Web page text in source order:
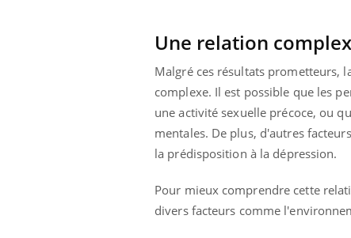
Une relation
Malgré ces résultats prometteurs,
complexe. Il est possible que les
une activité sexuelle précoce, ou
mentales. De plus, d'autres
la prédisposition à la dépression.
Pour mieux comprendre cette
divers facteurs comme